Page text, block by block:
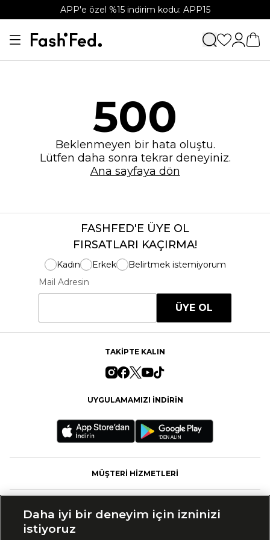
APP'e özel %15 indirim kodu: APP15
500
Beklenmeyen bir hata oluştu.
Lütfen daha sonra tekrar deneyiniz.
Ana sayfaya dön
FASHFED'E ÜYE OL
FIRSATLARI KAÇIRMA!
Kadın Erkek
Belirtmek istemiyorum
Mail Adresin
ÜYE OL
TAKİPTE KALIN
UYGULAMAMIZI İNDİRİN
MÜŞTERİ HİZMETLERİ
Daha iyi bir deneyim için izninizi
istiyoruz